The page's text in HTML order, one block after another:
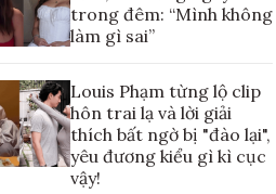
trong đêm: “Mình không
làm gì sai”
Louis Phạm từng lộ clip
hôn trai lạ và lời giải
thích bất ngờ bị "đào lại",
yêu đương kiểu gì kì cục
vậy!